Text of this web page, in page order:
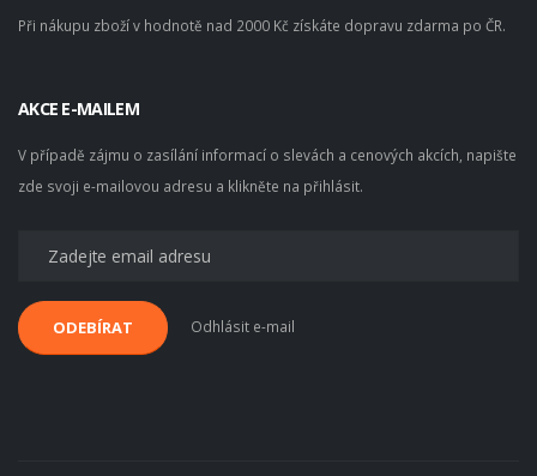
Při nákupu zboží v hodnotě nad 2000 Kč získáte dopravu zdarma po ČR.
AKCE E-MAILEM
V případě zájmu o zasílání informací o slevách a cenových akcích, napište
zde svoji e-mailovou adresu a klikněte na přihlásit.
ODEBÍRAT Odhlásit e-mail